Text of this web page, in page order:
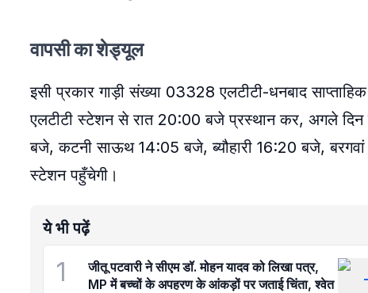
वापसी का शेड्यूल
इसी प्रकार गाड़ी संख्या 03328 एलटीटी-धनबाद
एलटीटी स्टेशन से रात 20:00 बजे प्रस्थान कर, अगले दिन
बजे, कटनी साऊथ 14:05 बजे, ब्यौहारी 16:20 बजे,
स्टेशन पहुँचेगी।
ये भी पढ़ें
1
जीतू पटवारी ने सीएम डॉ. मोहन यादव को लिखा पत्र,
MP में बच्चों के अपहरण के आंकड़ों पर जताई चिंता, श्वेत